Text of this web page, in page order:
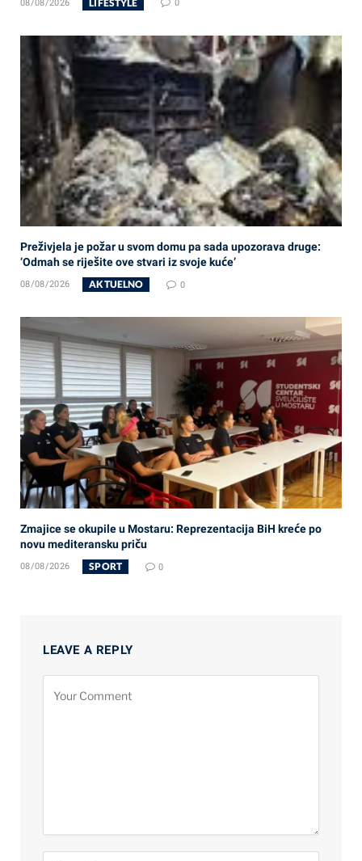
08/08/2026 LIFESTYLE 0
Preživjela je požar u svom domu pa sada upozorava druge:
‘Odmah se riješite ove stvari iz svoje kuće’
08/08/2026 AKTUELNO 0
Zmajice se okupile u Mostaru: Reprezentacija BiH kreće po
novu mediteransku priču
08/08/2026 SPORT 0
LEAVE A REPLY